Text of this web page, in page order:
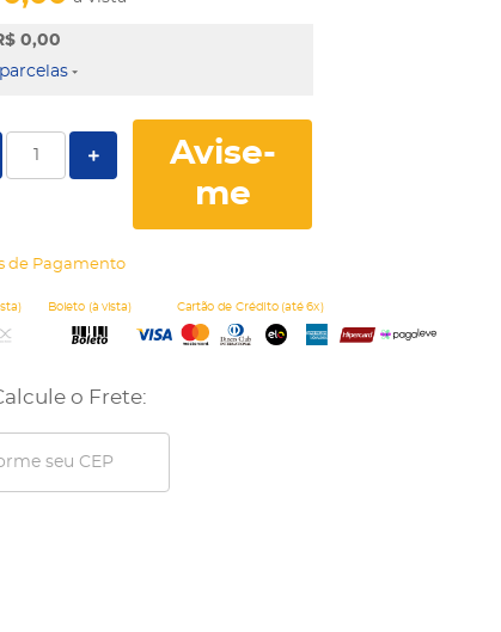
0,00
Avise-
me
de Pagamento
o Frete: